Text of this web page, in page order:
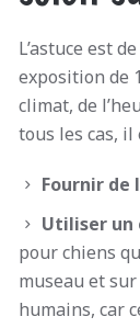
L’astuce est de
exposition de
climat, de
tous les cas,
Fournir de
Utiliser un
pour chiens
museau et
humains, car